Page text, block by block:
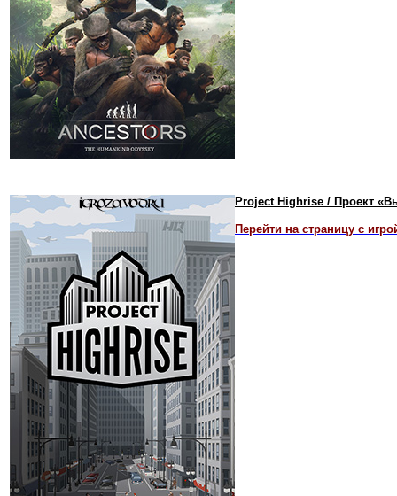
Project Highrise / Проект
Перейти на страницу с